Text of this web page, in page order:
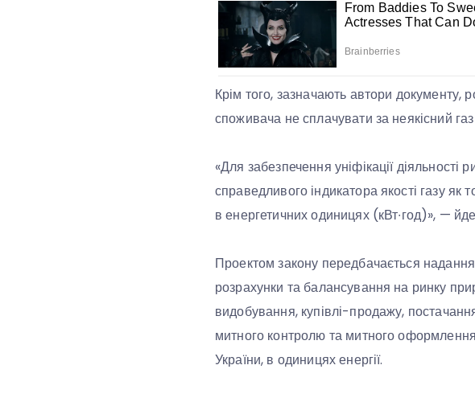
Крім того, зазначають автори документу,
споживача не сплачувати за неякісний
«Для забезпечення уніфікації
справедливого індикатора якості газу
в енергетичних одиницях (кВт∙год)», —
Проектом закону передбачається
розрахунки та балансування на ринку
видобування, купівлі-продажу,
митного контролю та митного
України, в одиницях енергії.